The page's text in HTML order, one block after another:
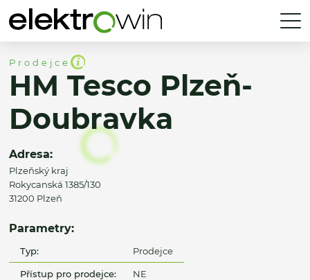
Prodejce
HM Tesco Plzeň-
Doubravka
Adresa:
Plzeňský kraj
Rokycanská 1385/130
31200 Plzeň
Parametry:
Typ: Prodejce
Přístup pro prodejce: NE